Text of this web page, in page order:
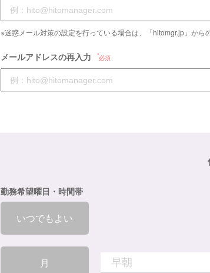
※迷惑メール対策の設定を行っている場合は、「hitomgr.jp」か
メールアドレスの再入力 必須
勤務希望曜日・時間帯
いつでもよい
月